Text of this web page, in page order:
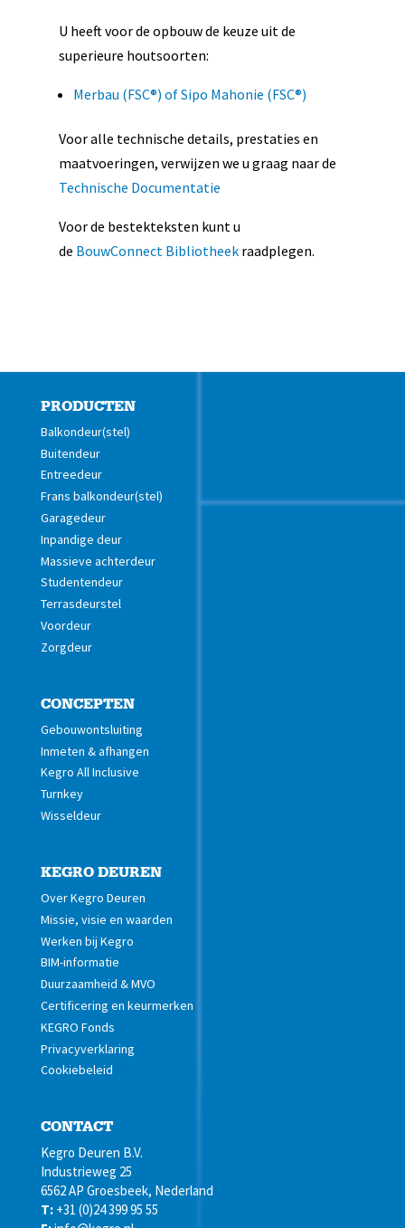
U heeft voor de opbouw de keuze uit de
superieure houtsoorten:
Merbau (FSC®) of Sipo Mahonie (FSC®)
Voor alle technische details, prestaties en
maatvoeringen, verwijzen we u graag naar de
Technische Documentatie
Voor de bestekteksten kunt u
de BouwConnect Bibliotheekraadplegen.
PRODUCTEN
Balkondeur(stel)
Buitendeur
Entreedeur
Frans balkondeur(stel)
Garagedeur
Inpandige deur
Massieve achterdeur
Studentendeur
Terrasdeurstel
Voordeur
Zorgdeur
CONCEPTEN
Gebouwontsluiting
Inmeten & afhangen
Kegro All Inclusive
Turnkey
Wisseldeur
KEGRO DEUREN
Over Kegro Deuren
Missie, visie en waarden
Werken bij Kegro
BIM-informatie
Duurzaamheid & MVO
Certificering en keurmerken
KEGRO Fonds
Privacyverklaring
Cookiebeleid
CONTACT
Kegro Deuren B.V.
Industrieweg 25
6562 AP Groesbeek, Nederland
T: +31 (0)24 399 95 55